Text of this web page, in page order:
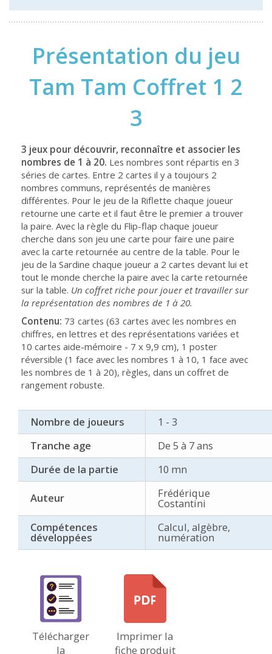
Présentation du jeu
Tam Tam Coffret 1 2
3
3 jeux pour découvrir, reconnaître et associer les
nombres de 1 à 20. Les nombres sont répartis en 3
séries de cartes. Entre 2 cartes il y a toujours 2
nombres communs, représentés de manières
différentes. Pour le jeu de la Riflette chaque joueur
retourne une carte et il faut être le premier a trouver
la paire. Avec la règle du Flip-flap chaque joueur
cherche dans son jeu une carte pour faire une paire
avec la carte retournée au centre de la table. Pour le
jeu de la Sardine chaque joueur a 2 cartes devant lui et
tout le monde cherche la paire avec la carte retournée
sur la table. Un coffret riche pour jouer et travailler sur
la représentation des nombres de 1 à 20.
Contenu: 73 cartes (63 cartes avec les nombres en
chiffres, en lettres et des représentations variées et
10 cartes aide-mémoire - 7 x 9,9 cm), 1 poster
réversible (1 face avec les nombres 1 à 10, 1 face avec
les nombres de 1 à 20), règles, dans un coffret de
rangement robuste.
Nombre de joueurs
1 - 3
Tranche age
De 5 à 7 ans
Durée de la partie
10 mn
Auteur Frédérique
Costantini
Compétences
développées
Calcul, algèbre,
numération
Télécharger
la
Imprimer la
fiche produit